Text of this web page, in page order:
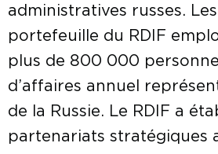
administratives russes.
portefeuille du RDIF
plus de 800 000
d’affaires annuel
de la Russie. Le RDIF a
partenariats stratégiques